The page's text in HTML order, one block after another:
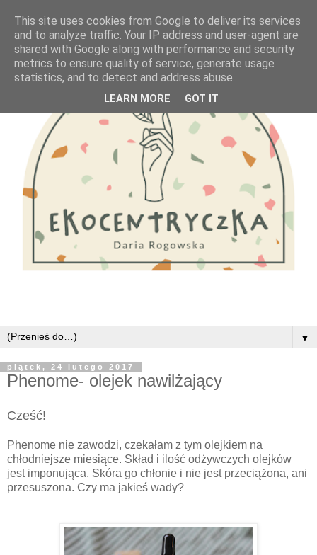
▼
piątek, 24 lutego 2017
Phenome- olejek nawilżający
Cześć!
Phenome nie zawodzi, czekałam z tym olejkiem na
chłodniejsze miesiące. Skład i ilość odżywczych olejków
jest imponująca. Skóra go chłonie i nie jest przeciążona, ani
przesuszona. Czy ma jakieś wady?
This site uses cookies from Google to deliver its services
and to analyze traffic. Your IP address and user-agent are
shared with Google along with performance and security
metrics to ensure quality of service, generate usage
statistics, and to detect and address abuse.
LEARN MORE GOT IT